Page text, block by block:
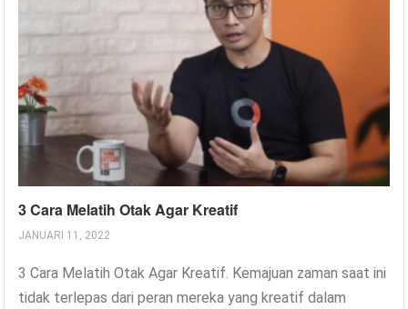
3 Cara Melatih Otak Agar Kreatif
JANUARI 11, 2022
3 Cara Melatih Otak Agar Kreatif. Kemajuan zaman saat ini
tidak terlepas dari peran mereka yang kreatif dalam